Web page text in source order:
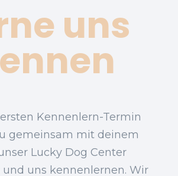
uns
Kennenlern-Termin
gemeinsam mit deinem
Lucky Dog Center
uns kennenlernen. Wir